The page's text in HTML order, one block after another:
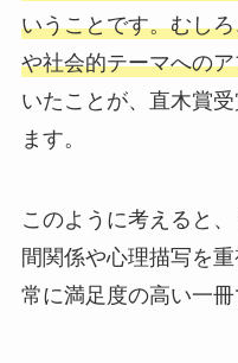
いうことです。むし
や社会的テーマへの
いたことが、直木賞
ます。
このように考えると
間関係や心理描写を
常に満足度の高い一冊